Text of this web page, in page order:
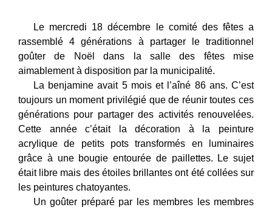
Le mercredi 18 décembre le comité des fêtes a
rassemblé 4 générations à partager le traditionnel
goûter de Noël dans la salle des fêtes mise
aimablement à disposition par la municipalité.
La benjamine avait 5 mois et l’aîné 86 ans. C’est
toujours un moment privilégié que de réunir toutes ces
générations pour partager des activités renouvelées.
Cette année c’était la décoration à la peinture
acrylique de petits pots transformés en luminaires
grâce à une bougie entourée de paillettes. Le sujet
était libre mais des étoiles brillantes ont été collées sur
les peintures chatoyantes.
Un goûter préparé par les membres les membres